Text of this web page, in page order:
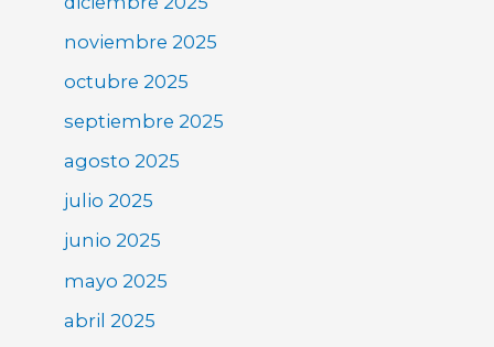
noviembre 2025
octubre 2025
septiembre 2025
agosto 2025
julio 2025
junio 2025
mayo 2025
abril 2025